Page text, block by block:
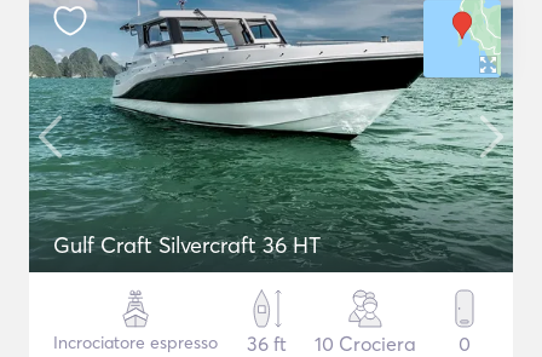
Gulf Craft Silvercraft 36 HT
Incrociatore espresso
36 ft
10 Crociera 0